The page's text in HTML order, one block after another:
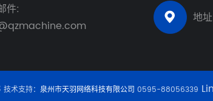
件:
 地
技术支持： 泉州市天羽网络科技有限公司 0595-88056339